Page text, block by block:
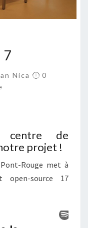
7
Nica
0
centre de
projet !
Rouge met à
open-source 17